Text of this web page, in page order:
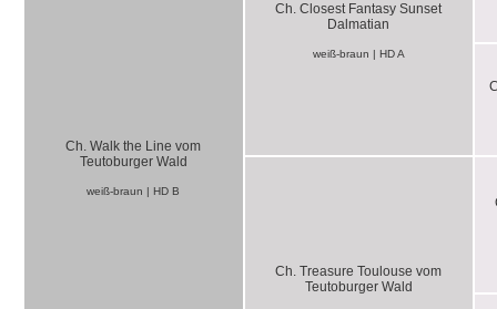
Ch. Walk the Line vom
Teutoburger Wald
weiß-braun | HD B
Ch. Closest Fantasy Sunset
Dalmatian
weiß-braun | HD A
Ch. Treasure Toulouse vom
Teutoburger Wald